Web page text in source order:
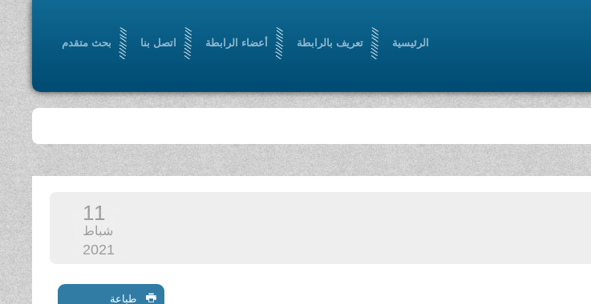
الرئيسية تعريف بالرابطة أعضاء الرابطة اتصل بنا بحث متقدم
11
شباط
2021
طباعة